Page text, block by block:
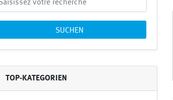
SUCHEN
TOP-KATEGORIEN